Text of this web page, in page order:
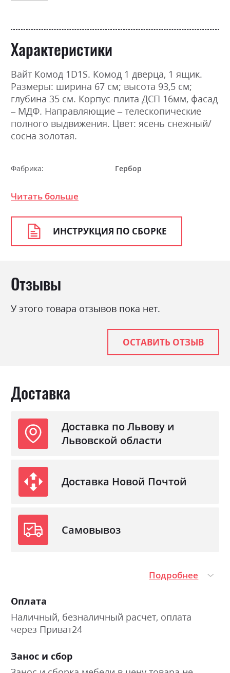
Характеристики
Вайт Комод 1D1S. Комод 1 дверца, 1 ящик.
Размеры: ширина 67 см; высота 93,5 см;
глубина 35 см. Корпус-плита ДСП 16мм, фасад
– МДФ. Направляющие – телескопические
полного выдвижения. Цвет: ясень снежный/
сосна золотая.
Фабрика:
Гербор
Цвет материала
ясен сніжний/сосна золота
Стиль
класика, прованс, ретро
Читать больше
ИНСТРУКЦИЯ ПО СБОРКЕ
Отзывы
У этого товара отзывов пока нет.
ОСТАВИТЬ ОТЗЫВ
Доставка
Доставка по Львову и
Львовской области
Доставка Новой Почтой
Самовывоз
Подробнее
Оплата
Наличный, безналичный расчет, оплата
через Приват24
Занос и сбор